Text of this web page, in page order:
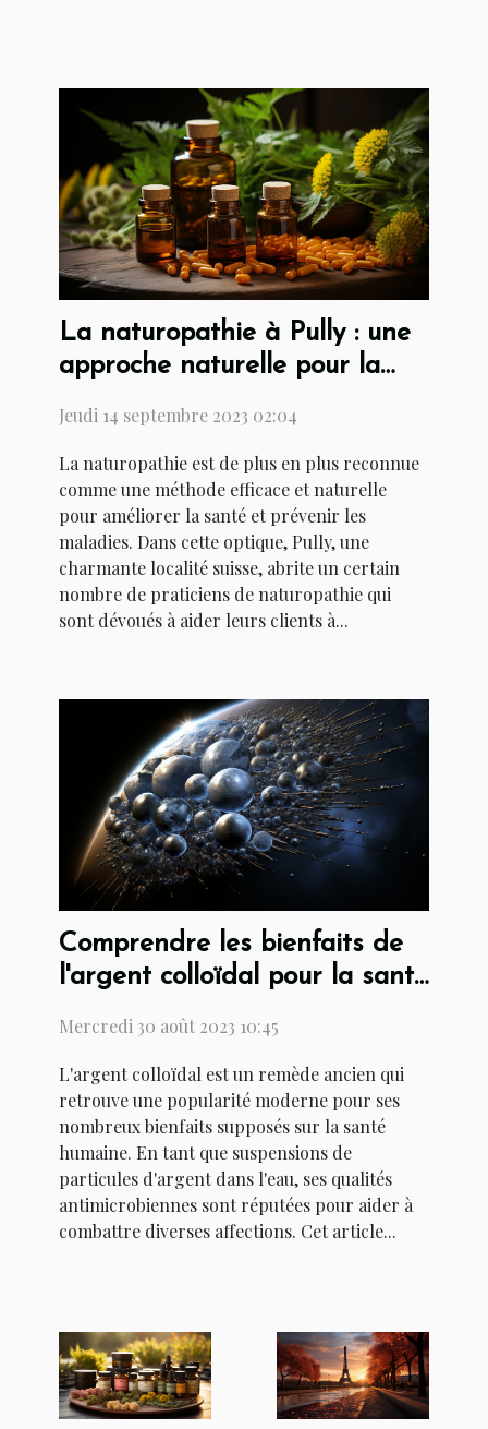
La naturopathie à Pully : une
approche naturelle pour la
Jeudi 14 septembre 2023 02:04
La naturopathie est de plus en plus reconnue
comme une méthode efficace et naturelle
pour améliorer la santé et prévenir les
maladies. Dans cette optique, Pully, une
charmante localité suisse, abrite un certain
nombre de praticiens de naturopathie qui
sont dévoués à aider leurs clients à...
Comprendre les bienfaits de
l'argent colloïdal pour la santé
Mercredi 30 août 2023 10:45
L'argent colloïdal est un remède ancien qui
retrouve une popularité moderne pour ses
nombreux bienfaits supposés sur la santé
humaine. En tant que suspensions de
particules d'argent dans l'eau, ses qualités
antimicrobiennes sont réputées pour aider à
combattre diverses affections. Cet article...